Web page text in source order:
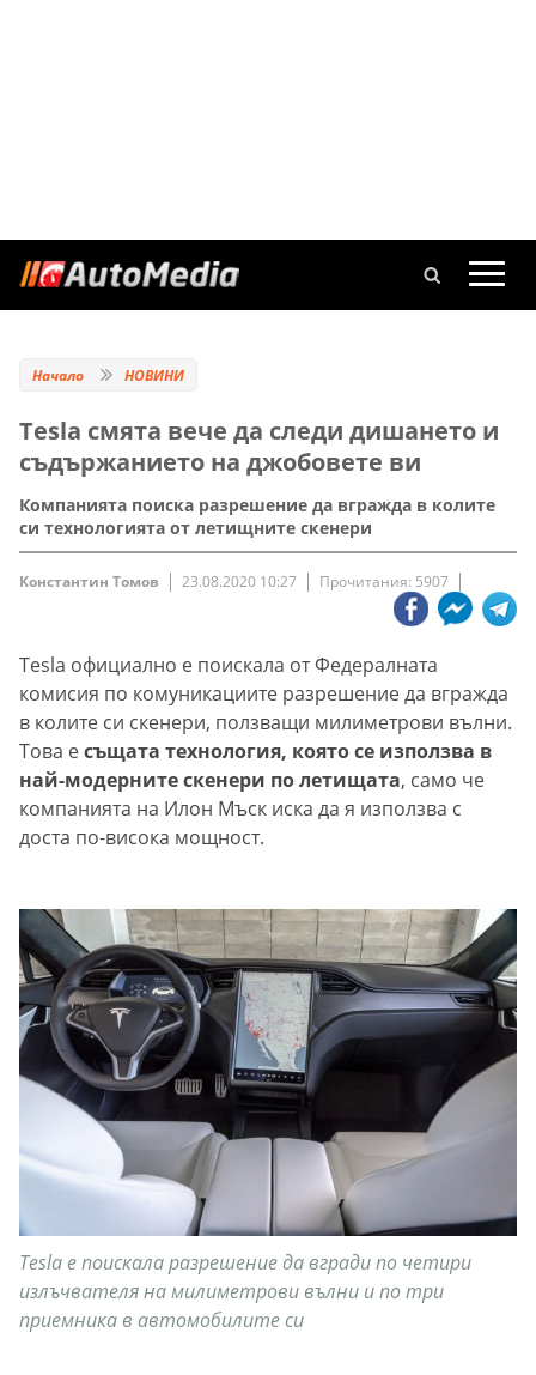
Начало НОВИНИ
Tesla смята вече да следи дишането и
съдържанието на джобовете ви
Компанията поиска разрешение да вгражда в колите
си технологията от летищните скенери
Константин Томов 23.08.2020 10:27 Прочитания: 5907
Tesla официално е поискала от Федералната
комисия по комуникациите разрешение да вгражда
в колите си скенери, ползващи милиметрови вълни.
Това есъщата технология, която се използва в
най-модерните скенери по летищата, само че
компанията на Илон Мъск иска да я използва с
доста по-висока мощност.
Tesla e поискала разрешение да вгради по четири
излъчвателя на милиметрови вълни и по три
приемника в автомобилите си